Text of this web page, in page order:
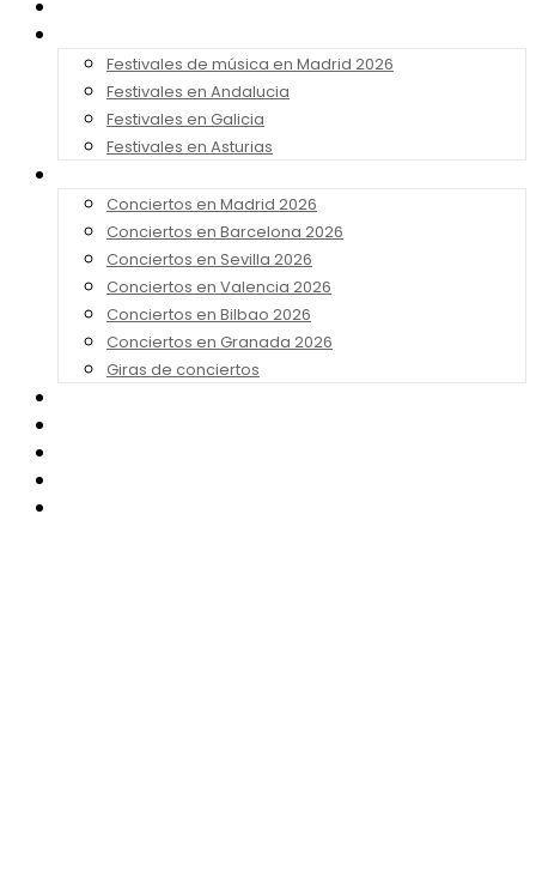
Festivales de música en Madrid 2026
Festivales en Andalucia
Festivales en Galicia
Festivales en Asturias
Conciertos en Madrid 2026
Conciertos en Barcelona 2026
Conciertos en Sevilla 2026
Conciertos en Valencia 2026
Conciertos en Bilbao 2026
Conciertos en Granada 2026
Giras de conciertos